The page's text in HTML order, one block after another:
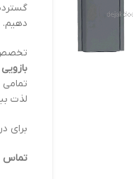
دهیم.
بازویی 4
لذت
برای
تماس